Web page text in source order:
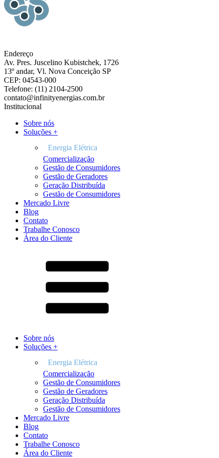
Endereço
Av. Pres. Juscelino Kubistchek, 1726
13º andar, Vl. Nova Conceição SP
CEP: 04543-000
Telefone: (11) 2104-2500
contato@infinityenergias.com.br
Institucional
Sobre nós
Soluções +
Comercialização
Gestão de Consumidores
Gestão de Geradores
Geração Distribuída
Gestão de Consumidores
Mercado Livre
Blog
Contato
Trabalhe Conosco
Área do Cliente
Sobre nós
Soluções +
Comercialização
Gestão de Consumidores
Gestão de Geradores
Geração Distribuída
Gestão de Consumidores
Mercado Livre
Blog
Contato
Trabalhe Conosco
Área do Cliente